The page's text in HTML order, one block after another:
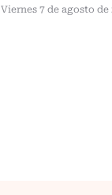
Viernes 7 de agosto de